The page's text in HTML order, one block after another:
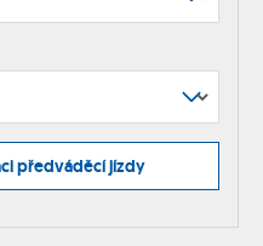
předváděcí jízdy